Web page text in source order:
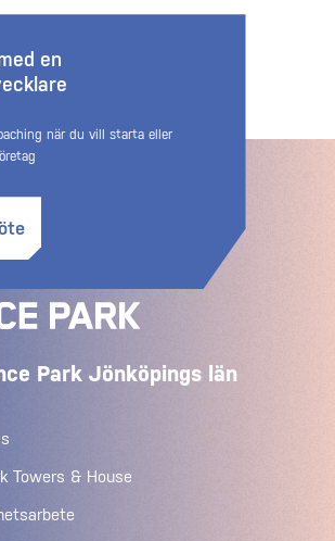
en
när du vill starta eller
Park Jönköpings län
Towers & House